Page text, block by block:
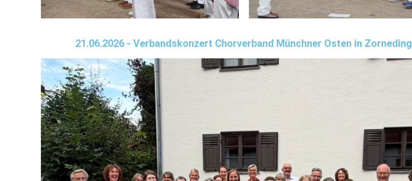
21.06.2026 - Verbandskonzert Chorverband Münchner Osten in Zorneding